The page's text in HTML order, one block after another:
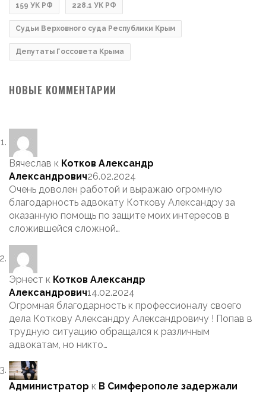
159 УК РФ 228.1 УК РФ
Судьи Верховного суда Республики Крым
Депутаты Госсовета Крыма
НОВЫЕ КОММЕНТАРИИ
Вячеслав к Котков Александр
Александрович26.02.2024
Очень доволен работой и выражаю огромную
благодарность адвокату Коткову Александру за
оказанную помощь по защите моих интересов в
сложившейся сложной…
Эрнест к Котков Александр
Александрович14.02.2024
Огромная благодарность к профессионалу своего
дела Коткову Александру Александровичу ! Попав в
трудную ситуацию обращался к различным
адвокатам, но никто…
Администратор к В Симферополе задержали